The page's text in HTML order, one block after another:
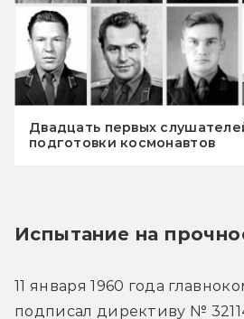
Двадцать первых
подготовки космонавтов
Испытание на
11 января 1960 года
подписал директиву №